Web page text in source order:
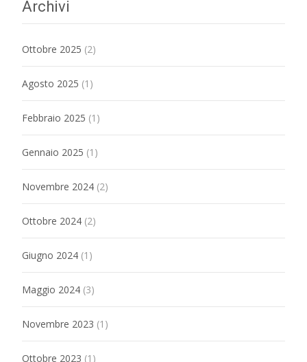
Archivi
Ottobre 2025 (2)
Agosto 2025 (1)
Febbraio 2025 (1)
Gennaio 2025 (1)
Novembre 2024 (2)
Ottobre 2024 (2)
Giugno 2024 (1)
Maggio 2024 (3)
Novembre 2023 (1)
Ottobre 2023 (1)